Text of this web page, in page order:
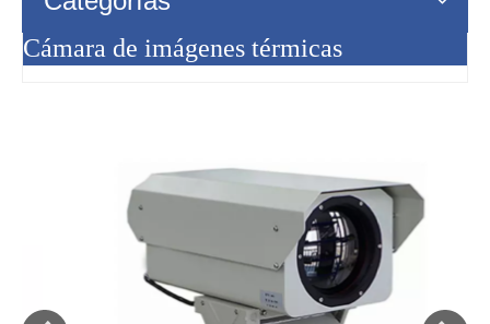
Cámara de imágenes térmicas